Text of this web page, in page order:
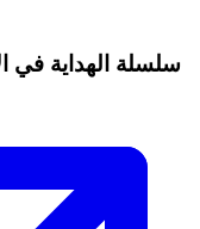
سلسلة الهداية في